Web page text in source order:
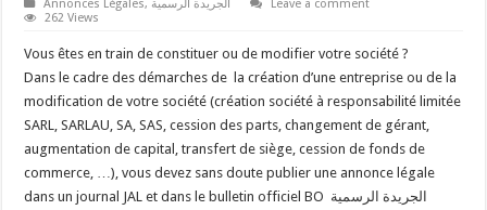
Annonces Légales, الجريدة الرسمية
Leave a comment
262 Views
Vous êtes en train de constituer ou de modifier votre société ?
Dans le cadre des démarches de la création d’une entreprise ou de la
modification de votre société (création société à responsabilité limitée
SARL, SARLAU, SA, SAS, cession des parts, changement de gérant,
augmentation de capital, transfert de siège, cession de fonds de
commerce, …), vous devez sans doute publier une annonce légale
dans un journal JAL et dans le bulletin officiel BO الجريدة الرسمية